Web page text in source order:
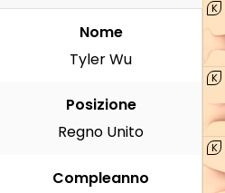
K
K
K
Nome
Tyler Wu
Posizione
Regno Unito
Compleanno